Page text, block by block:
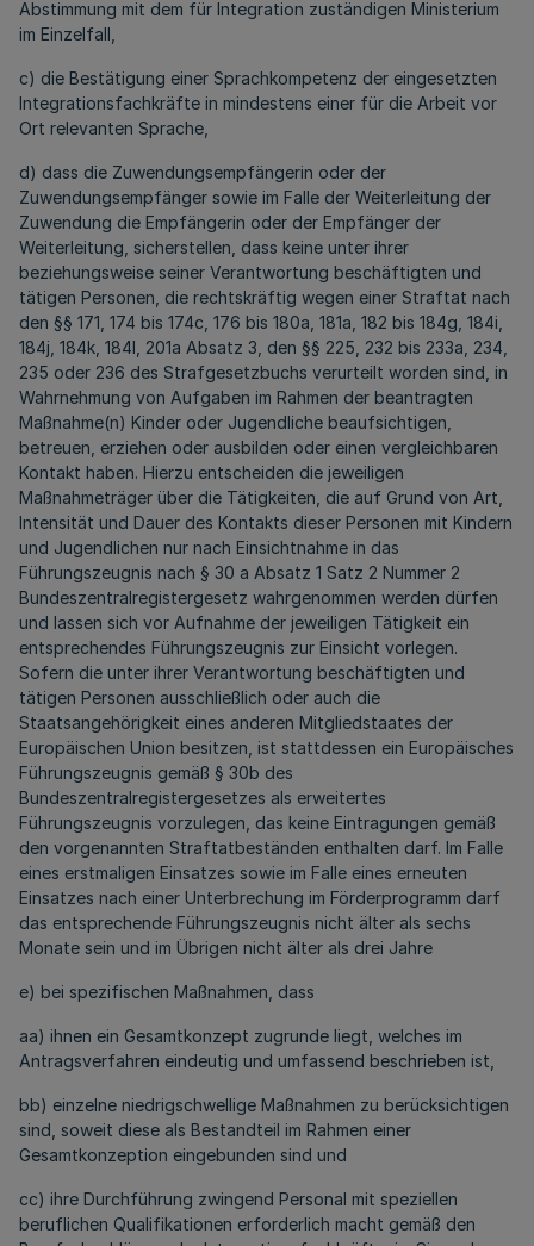
Abstimmung mit dem für Integration zuständigen Ministerium
im Einzelfall,
c) die Bestätigung einer Sprachkompetenz der eingesetzten
Integrationsfachkräfte in mindestens einer für die Arbeit vor
Ort relevanten Sprache,
d) dass die Zuwendungsempfängerin oder der
Zuwendungsempfänger sowie im Falle der Weiterleitung der
Zuwendung die Empfängerin oder der Empfänger der
Weiterleitung, sicherstellen, dass keine unter ihrer
beziehungsweise seiner Verantwortung beschäftigten und
tätigen Personen, die rechtskräftig wegen einer Straftat nach
den §§ 171, 174 bis 174c, 176 bis 180a, 181a, 182 bis 184g, 184i,
184j, 184k, 184l, 201a Absatz 3, den §§ 225, 232 bis 233a, 234,
235 oder 236 des Strafgesetzbuchs verurteilt worden sind, in
Wahrnehmung von Aufgaben im Rahmen der beantragten
Maßnahme(n) Kinder oder Jugendliche beaufsichtigen,
betreuen, erziehen oder ausbilden oder einen vergleichbaren
Kontakt haben. Hierzu entscheiden die jeweiligen
Maßnahmeträger über die Tätigkeiten, die auf Grund von Art,
Intensität und Dauer des Kontakts dieser Personen mit Kindern
und Jugendlichen nur nach Einsichtnahme in das
Führungszeugnis nach § 30 a Absatz 1 Satz 2 Nummer 2
Bundeszentralregistergesetz wahrgenommen werden dürfen
und lassen sich vor Aufnahme der jeweiligen Tätigkeit ein
entsprechendes Führungszeugnis zur Einsicht vorlegen.
Sofern die unter ihrer Verantwortung beschäftigten und
tätigen Personen ausschließlich oder auch die
Staatsangehörigkeit eines anderen Mitgliedstaates der
Europäischen Union besitzen, ist stattdessen ein Europäisches
Führungszeugnis gemäß § 30b des
Bundeszentralregistergesetzes als erweitertes
Führungszeugnis vorzulegen, das keine Eintragungen gemäß
den vorgenannten Straftatbeständen enthalten darf. Im Falle
eines erstmaligen Einsatzes sowie im Falle eines erneuten
Einsatzes nach einer Unterbrechung im Förderprogramm darf
das entsprechende Führungszeugnis nicht älter als sechs
Monate sein und im Übrigen nicht älter als drei Jahre
e) bei spezifischen Maßnahmen, dass
aa) ihnen ein Gesamtkonzept zugrunde liegt, welches im
Antragsverfahren eindeutig und umfassend beschrieben ist,
bb) einzelne niedrigschwellige Maßnahmen zu berücksichtigen
sind, soweit diese als Bestandteil im Rahmen einer
Gesamtkonzeption eingebunden sind und
cc) ihre Durchführung zwingend Personal mit speziellen
beruflichen Qualifikationen erforderlich macht gemäß den